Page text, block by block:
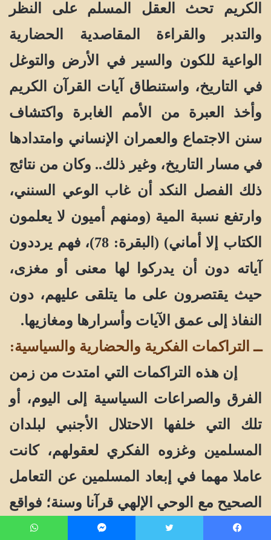
الكريم تحث العقل المسلم على النظر
والتدبر والقراءة المقاصدية الحضارية
الواعية للكون والسير في الأرض والتوغل
في التاريخ، واستنطاق آيات القرآن الكريم
وأخذ العبرة من الأمم الغابرة واكتشاف
سنن الاجتماع والعمران الإنساني وامتدادها
في مسار التاريخ، وغير ذلك.. وكان من نتائج
ذلك الفصل النكد أن غاب الوعي السنني،
وارتفع نسبة المية (ومنهم أميون لا يعلمون
الكتاب إلا أماني) (البقرة: 78)، فهم يرددون
آياته دون أن يدركوا لها معنى أو مغزى،
حيث يقتصرون على ما يتلقى عليهم، دون
النفاذ إلى عمق الآيات وأسرارها ومغازيها.
ــ التراكمات الفكرية والحضارية والسياسية:
إن هذه التراكمات التي امتدت من زمن
الفرق والصراعات السياسية إلى اليوم، أو
تلك التي خلفها الاحتلال الأجنبي لبلدان
المسلمين وغزوه الفكري لعقولهم، كانت
عاملا مهما في إبعاد المسلمين عن التعامل
الصحيح مع الوحي الإلهي قرآنا وسنة؛ فواقع
اليوم هو نتيجة لتراكم مآسي الأمس، وما